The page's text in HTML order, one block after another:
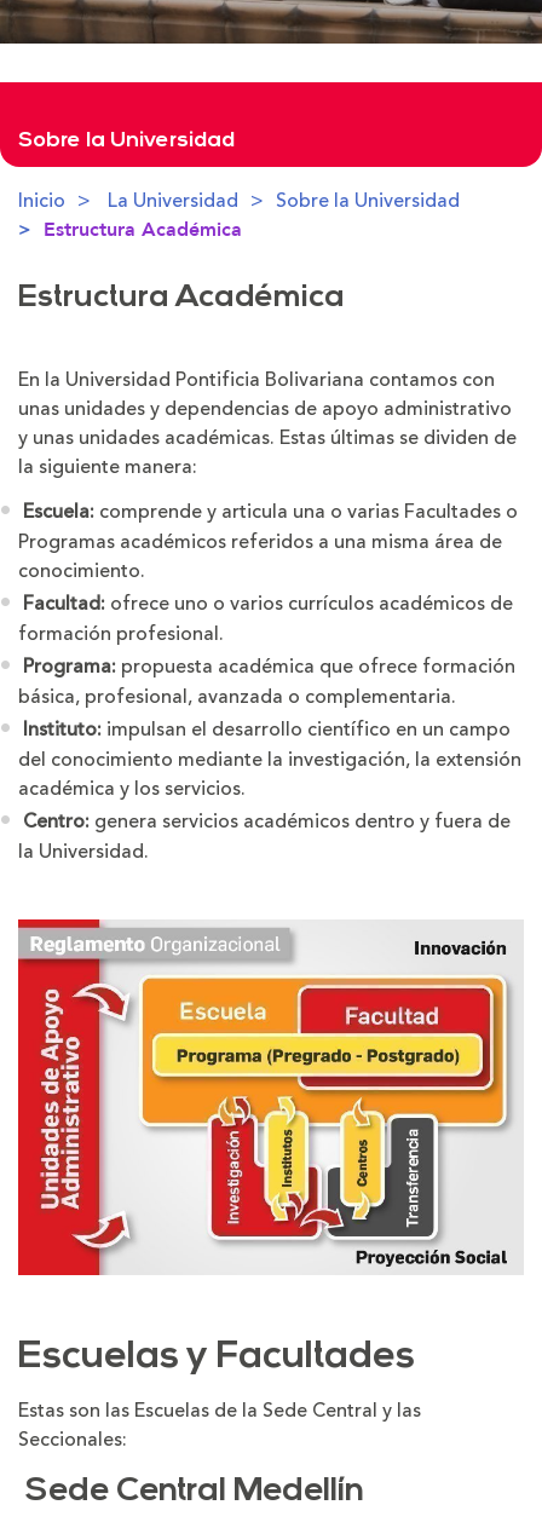
Sobre la Universidad
Inicio La Universidad Sobre la Universidad
Estructura Académica
Estructura Académica
En la Universidad Pontificia Bolivariana contamos con
unas unidades y dependencias de apoyo administrativo
y unas unidades académicas. Estas últimas se dividen de
la siguiente manera:
Escuela: comprende y articula una o varias Facultades o
Programas académicos referidos a una misma área de
conocimiento.
Facultad: ofrece uno o varios currículos académicos de
formación profesional.
Programa: propuesta académica que ofrece formación
básica, profesional, avanzada o complementaria.
Instituto: impulsan el desarrollo científico en un campo
del conocimiento mediante la investigación, la extensión
académica y los servicios.
Centro: genera servicios académicos dentro y fuera de
la Universidad.
Escuelas y Facultades
Estas son las Escuelas de la Sede Central y las
Seccionales:
Sede Central Medellín